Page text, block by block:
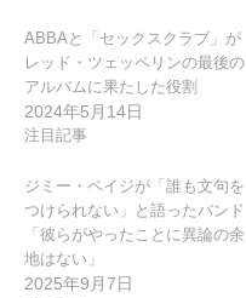
ン
ABBAと「セックスクラブ」が
レッド・ツェッペリンの最後の
アルバムに果たした役割
2024年5月14日
注目記事
ジミー・ペイジが「誰も文句を
つけられない」と語ったバンド
「彼らがやったことに異論の余
地はない」
2025年9月7日